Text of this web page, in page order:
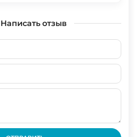
Написать отзыв